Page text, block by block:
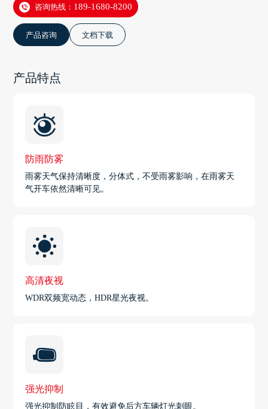
咨询热线： 189-1680-8200
产品咨询 文档下载
产品特点
防雨防雾
雨雾天气保持清晰度，分体式，不受雨雾影响，在雨雾天
气开车依然清晰可见。
高清夜视
WDR双频宽动态，HDR星光夜视。
强光抑制
强光抑制防眩目，有效避免后方车辆灯光刺眼。